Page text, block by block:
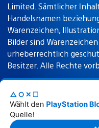
△○✕☐
Wählt den PlayStation
Quelle!
Limited. Sämtlicher
Handelsnamen
Warenzeichen,
Bilder sind
urheberrechtlich
Besitzer. Alle Rechte
Nutzungsbedingungen
Rechtliche Hinweise